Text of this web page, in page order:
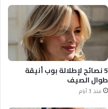
5 نصائح لإطلالة بوب أنيقة
طوال الصيف
منذ 3 أيام